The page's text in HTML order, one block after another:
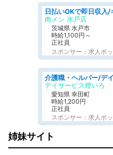
肉メシ 水戸店
茨城県 水戸市
時給1,100円～
正社員
スポンサー：求人ボ
デイサービス燈いろ
愛知県 幸田町
時給1,200円
正社員
スポンサー：求人ボ
姉妹サイト